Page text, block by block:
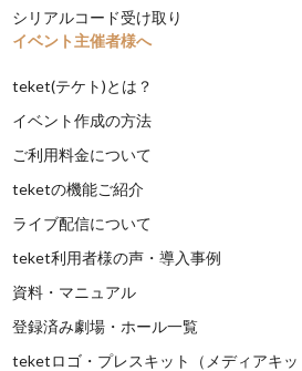
シリアルコード受け取り
イベント主催者様へ
teket(テケト)とは？
イベント作成の方法
ご利用料金について
teketの機能ご紹介
ライブ配信について
teket利用者様の声・導入事例
資料・マニュアル
登録済み劇場・ホール一覧
teketロゴ・プレスキット（メディアキッ